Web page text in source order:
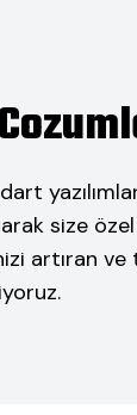
size
artıran